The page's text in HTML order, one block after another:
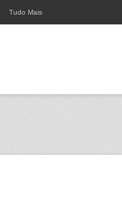
Tudo Mais